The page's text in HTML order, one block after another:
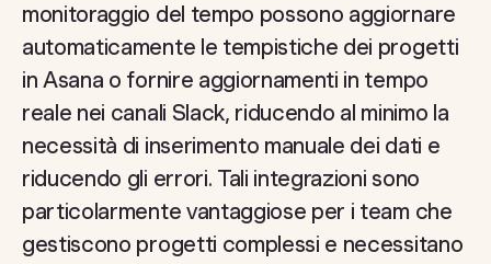
monitoraggio del tempo possono aggiornare
automaticamente le tempistiche dei progetti
in Asana o fornire aggiornamenti in tempo
reale nei canali Slack, riducendo al minimo la
necessità di inserimento manuale dei dati e
riducendo gli errori. Tali integrazioni sono
particolarmente vantaggiose per i team che
gestiscono progetti complessi e necessitano